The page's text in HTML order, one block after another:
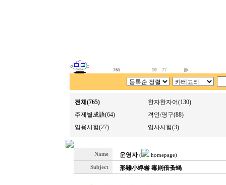
765 10 77
전체(765)
한자한자어(130)
주제별成語(64)
격언/명구(88)
임용시험(27)
입사시험(3)
Name 운영자 ( homepage)
Subject 形雖小蜉蝣 毒則倍蚤蝎